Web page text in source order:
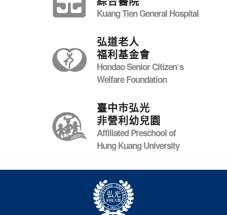
Kuang Tien General Hospital
弘道老人
福利基金會
Hondao Senior Citizenˊs
Welfare Foundation
臺中市弘光
非營利幼兒園
Affiliated Preschool of
Hung Kuang University